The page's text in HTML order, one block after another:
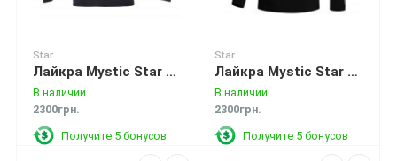
Star
Лайкра Mystic Star L/S Rashvest Black
В наличии
2300грн.
Получите 5 бонусов
Star
Лайкра Mystic Star L/S Rashvest Black
В наличии
2300грн.
Получите 5 бонусов